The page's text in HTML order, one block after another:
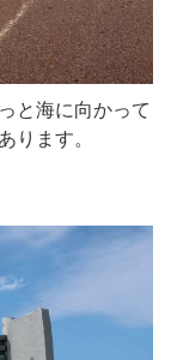
と海に向かって
ります。